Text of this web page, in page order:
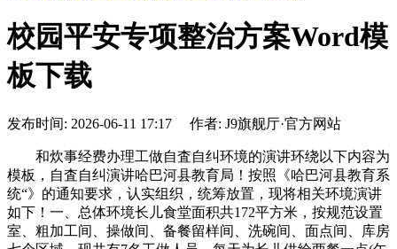
校园平安专项整治方案Word模
板下载
发布时间: 2026-06-11 17:17 作者: J9旗舰厅·官方网站
和炊事经费办理工做自査自纠环境的演讲环绕以下内容为
模板，自査自纠演讲哈巴河县教育局！按照《哈巴河县教育系
统“》的通知要求，认实组织，统筹放置，现将相关环境演讲
如下！一、总体环境长儿食堂面积共172平方米，按规范设置
室、粗加工间、操做间、备餐留样间、洗碗间、面点间、库房